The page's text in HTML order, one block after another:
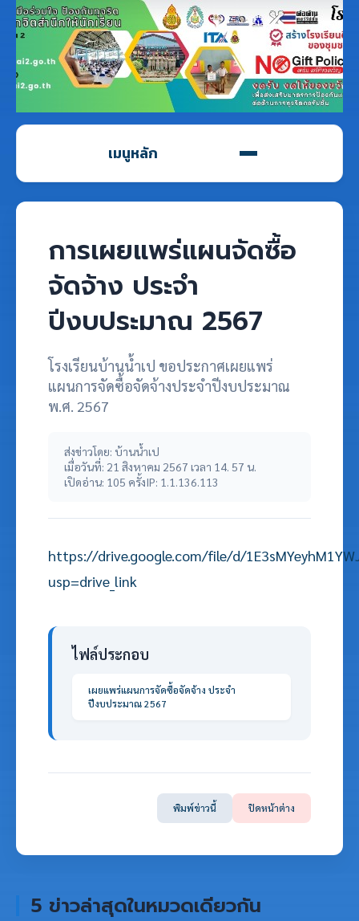
เมนูหลัก
การเผยแพร่แผนจัดซื้อ
จัดจ้าง ประจำ
ปีงบประมาณ 2567
โรงเรียนบ้านน้ำเป ขอประกาศเผยแพร่
แผนการจัดซื้อจัดจ้างประจำปีงบประมาณ
พ.ศ. 2567
ส่งข่าวโดย: บ้านน้ำเป
เมื่อวันที่: 21 สิงหาคม 2567 เวลา 14. 57 น.
เปิดอ่าน: 105 ครั้งIP: 1.1.136.113
https://drive.google.com/file/d/
usp=drive_link
ไฟล์ประกอบ
เผยแพร่แผนการจัดซื้อจัดจ้าง ประจำ
ปีงบประมาณ 2567
พิมพ์ข่าวนี้ ปิดหน้าต่าง
5 ข่าวล่าสุดในหมวดเดียวกัน